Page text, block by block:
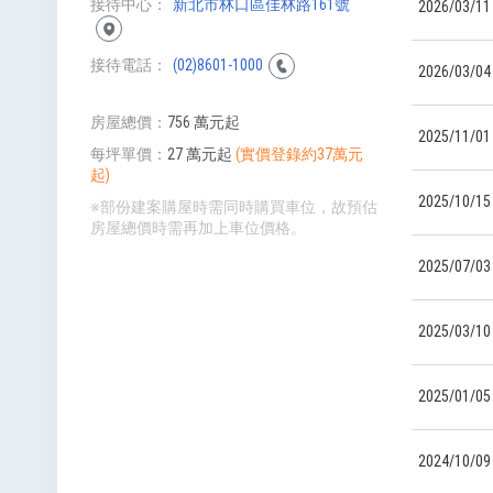
接待中心 新北市林口區佳林路161號
接待電話 (02)8601-1000
房屋總價
756 萬元起
每坪單價
27 萬元起 (實價登錄約37萬元
起)
※部份建案購屋時需同時購買車位，故預估
房屋總價時需再加上車位價格。
2026/03/11
2026/03/04
2025/11/01
2025/10/15
2025/07/03
2025/03/10
2025/01/05
2024/10/09